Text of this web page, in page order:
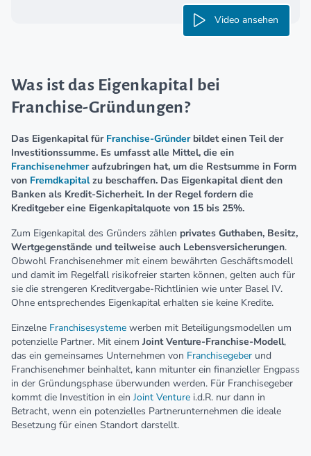
Video ansehen
Was ist das Eigenkapital bei
Franchise-Gründungen?
Das Eigenkapital für Franchise-Gründerbildet einen Teil der
Investitionssumme. Es umfasst alle Mittel, die ein
Franchisenehmeraufzubringen hat, um die Restsumme in Form
von Fremdkapitalzu beschaffen. Das Eigenkapital dient den
Banken als Kredit-Sicherheit. In der Regel fordern die
Kreditgeber eine Eigenkapitalquote von 15 bis 25%.
Zum Eigenkapital des Gründers zählen privates Guthaben, Besitz,
Wertgegenstände und teilweise auch Lebensversicherungen.
Obwohl Franchisenehmer mit einem bewährten Geschäftsmodell
und damit im Regelfall risikofreier starten können, gelten auch für
sie die strengeren Kreditvergabe-Richtlinien wie unter Basel IV.
Ohne entsprechendes Eigenkapital erhalten sie keine Kredite.
Einzelne Franchisesysteme werben mit Beteiligungsmodellen um
potenzielle Partner. Mit einem Joint Venture-Franchise-Modell,
das ein gemeinsames Unternehmen von Franchisegeber und
Franchisenehmer beinhaltet, kann mitunter ein finanzieller Engpass
in der Gründungsphase überwunden werden. Für Franchisegeber
kommt die Investition in ein Joint Venture i.d.R. nur dann in
Betracht, wenn ein potenzielles Partnerunternehmen die ideale
Besetzung für einen Standort darstellt.